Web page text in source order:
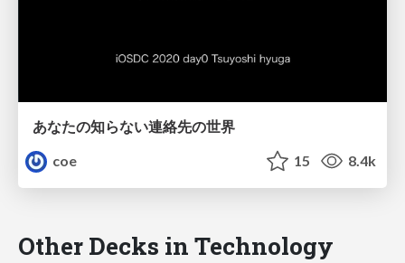
あなたの知らない連絡先の世界
coe
15 8.4k
Other Decks in Technology